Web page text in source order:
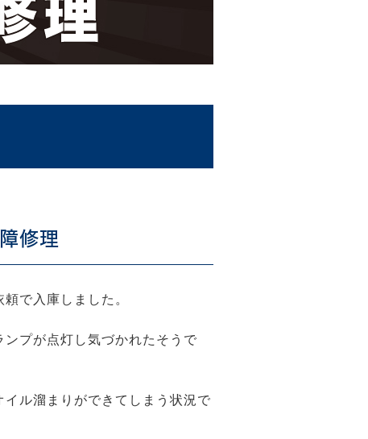
修理
で入庫しました。
プが点灯し気づかれたそうで
ル溜まりができてしまう状況で